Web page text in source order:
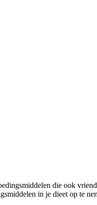
die ook
in je dieet op te